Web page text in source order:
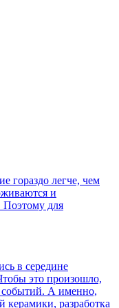
гораздо легче, чем
и
Поэтому для
в середине
это произошло,
событий. А именно,
разработка